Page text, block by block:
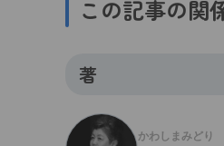
この記事の関
著
かわしまみどり